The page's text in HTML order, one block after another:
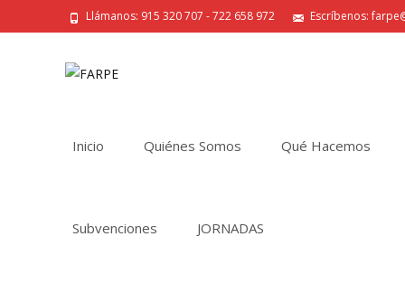
Llámanos: 915 320 707 - 722 658 972 Escríbenos:
Inicio Quiénes Somos Qué Hacemos
Subvenciones JORNADAS